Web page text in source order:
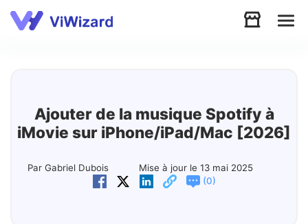
Ajouter de la musique Spotify à
iMovie sur iPhone/iPad/Mac [2026]
Par Gabriel Dubois
Mise à jour le 13 mai 2025
(0)